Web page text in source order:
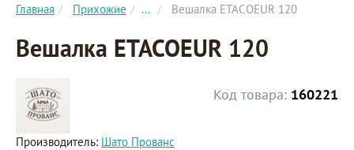
Главная Прихожие ... Вешалка ETACOEUR 120
Вешалка ETACOEUR 120
Код товара: 160221
Производитель: Шато Прованс